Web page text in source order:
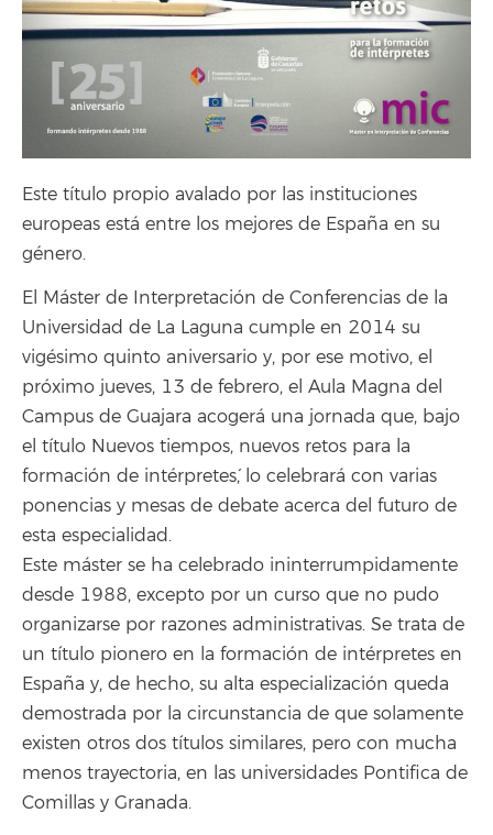
Este título propio avalado por las instituciones
europeas está entre los mejores de España en su
género.
El Máster de Interpretación de Conferencias de la
Universidad de La Laguna cumple en 2014 su
vigésimo quinto aniversario y, por ese motivo, el
próximo jueves, 13 de febrero, el Aula Magna del
Campus de Guajara acogerá una jornada que, bajo
el título `Nuevos tiempos, nuevos retos para la
formación de intérpretes´, lo celebrará con varias
ponencias y mesas de debate acerca del futuro de
esta especialidad.
Este máster se ha celebrado ininterrumpidamente
desde 1988, excepto por un curso que no pudo
organizarse por razones administrativas. Se trata de
un título pionero en la formación de intérpretes en
España y, de hecho, su alta especialización queda
demostrada por la circunstancia de que solamente
existen otros dos títulos similares, pero con mucha
menos trayectoria, en las universidades Pontifica de
Comillas y Granada.